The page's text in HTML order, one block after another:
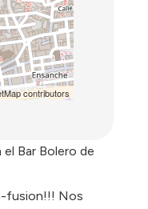
contributors
Bar Bolero de
fusion!!! Nos